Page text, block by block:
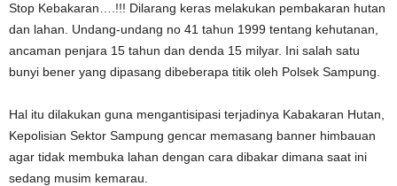
Stop Kebakaran….!!! Dilarang keras melakukan pembakaran hutan
dan lahan. Undang-undang no 41 tahun 1999 tentang kehutanan,
ancaman penjara 15 tahun dan denda 15 milyar. Ini salah satu
bunyi bener yang dipasang dibeberapa titik oleh Polsek Sampung.
Hal itu dilakukan guna mengantisipasi terjadinya Kabakaran Hutan,
Kepolisian Sektor Sampung gencar memasang banner himbauan
agar tidak membuka lahan dengan cara dibakar dimana saat ini
sedang musim kemarau.